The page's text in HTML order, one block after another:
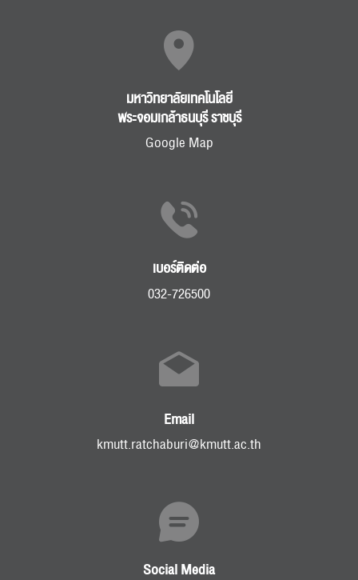
มหาวิทยาลัยเทคโนโลยี
พระจอมเกล้าธนบุรี ราชบุรี
Google Map
เบอร์ติดต่อ
032-726500
Email
kmutt.ratchaburi@kmutt.ac.th
Social Media